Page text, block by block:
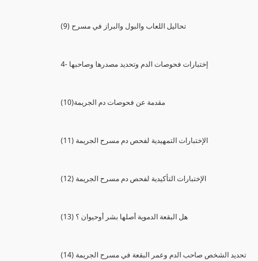
(9) تحاليل اللعاب والبول والبراز في مسرح
4- إختبارات فحوصات الدم وتحديد مصدرها وصاحبها
(10)مقدمة عن فحوصات دم الجريمة
(11) الإختبارات التمهيدية لفحص دم مسرح الجريمة
(12) الإختبارات التأكيدية لفحص دم مسرح الجريمة
(13) هل البقعة الدموية أصلها بشر أوحيوان ؟
(14) تحديد الشخص صاحب الدم وعمر البقعة في مسرح الجريمة